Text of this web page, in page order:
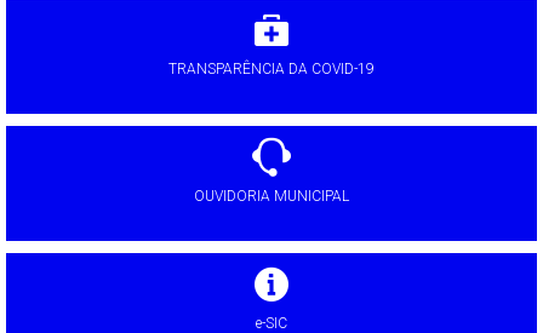
TRANSPARÊNCIA DA COVID-19
OUVIDORIA MUNICIPAL
e-SIC